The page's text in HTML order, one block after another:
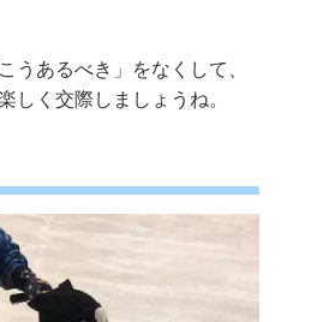
うあるべき」をなくして、
しく交際しましょうね。